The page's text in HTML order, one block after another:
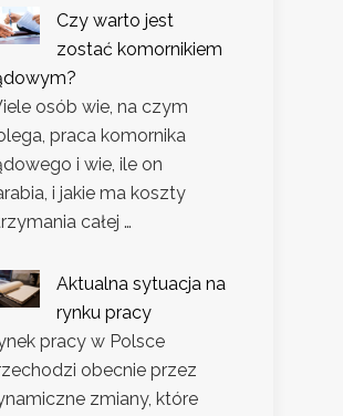
Czy warto jest
zostać komornikiem
osób wie, na czym
praca komornika
i wie, ile on
i jakie ma koszty
całej …
Aktualna sytuacja na
rynku pracy
pracy w Polsce
obecnie przez
zmiany, które